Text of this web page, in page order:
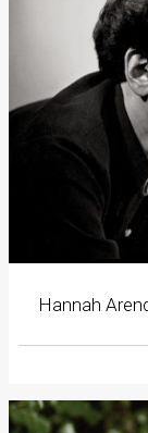
Hannah